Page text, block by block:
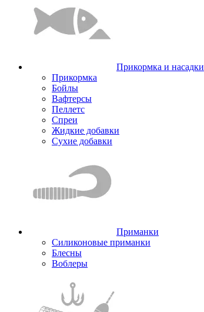
Прикормка и насадки
Прикормка
Бойлы
Вафтерсы
Пеллетс
Спреи
Жидкие добавки
Сухие добавки
Приманки
Силиконовые приманки
Блесны
Воблеры